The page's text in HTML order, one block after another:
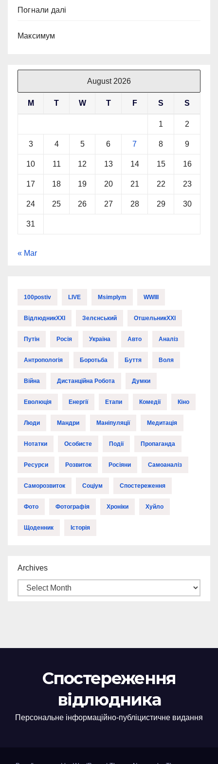
Погнали далі
Максимум
August 2026
M T W T F S S
1 2
3 4 5 6 7 8 9
10 11 12 13 14 15 16
17 18 19 20 21 22 23
24 25 26 27 28 29 30
31
« Mar
100postiv LIVE Msimplym WWIII
ВідлюдникXXI Зелєнський ОтшельникXXI
Путін Росія Україна Авто Аналіз
Антропологія Боротьба Буття Воля
Війна Дистанційна Робота Думки
Еволюція Енергії Етапи Комедії Кіно
Люди Мандри Маніпуляції Медитація
Нотатки Особисте Події Пропаганда
Ресурси Розвиток Росіяни Самоаналіз
Саморозвиток Соціум Спостереження
Фото Фотографія Хроніки Хуйло
Щоденник Історія
Archives
Спостереження
відлюдника
Персональне інформаційно-публіцистичне видання